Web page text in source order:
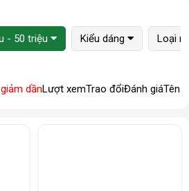
- 50 triệu Kiểu dáng Loại
dầnLượt xemTrao đổiĐánh giáTên